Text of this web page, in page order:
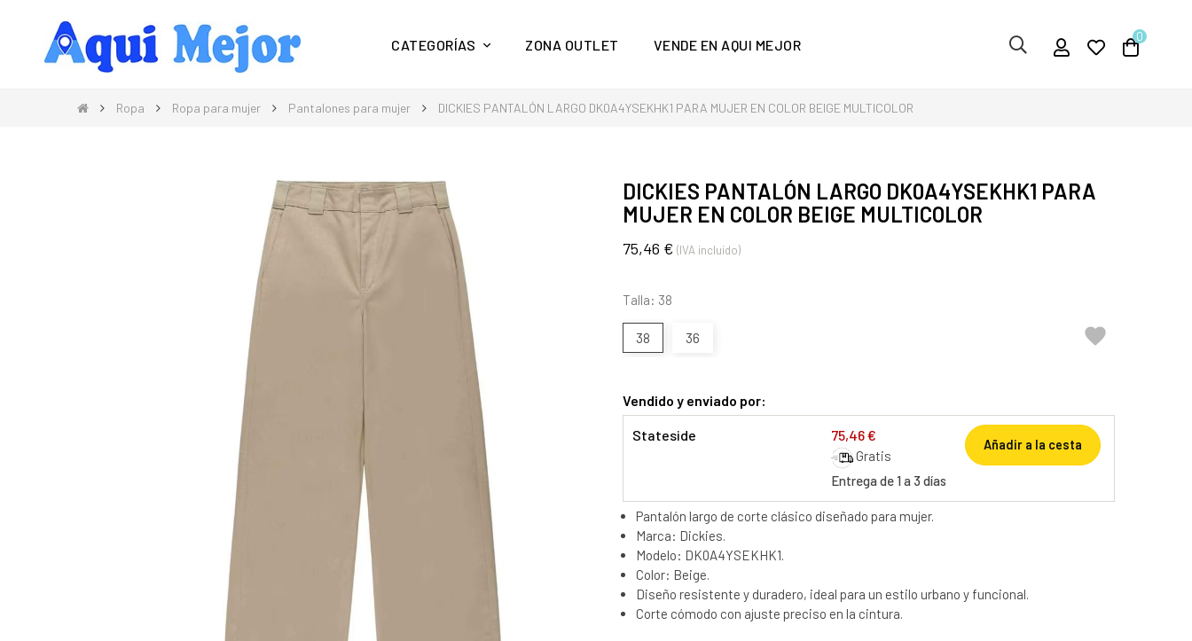
Compra Moda, Electrónica, Hogar y mucho más en Aquí Mejor
CATEGORÍAS ZONA OUTLET VENDE EN AQUI MEJOR 0
Ropa Ropa para mujer Pantalones para mujer DICKIES PANTALÓN LARGO DK0A4YSEKHK1 PARA MUJER EN COLOR BEIGE MULTICOLOR
DICKIES PANTALÓN LARGO DK0A4YSEKHK1 PARA
MUJER EN COLOR BEIGE MULTICOLOR
75,46 € (IVA incluido)
Talla: 38
38 36 
Vendido y enviado por:
Stateside 75,46 €
Gratis
Entrega de 1 a 3 días
Añadir a la cesta
Pantalón largo de corte clásico diseñado para mujer.
Marca: Dickies.
Modelo: DK0A4YSEKHK1.
Color: Beige.
Diseño resistente y duradero, ideal para un estilo urbano y funcional.
Corte cómodo con ajuste preciso en la cintura.